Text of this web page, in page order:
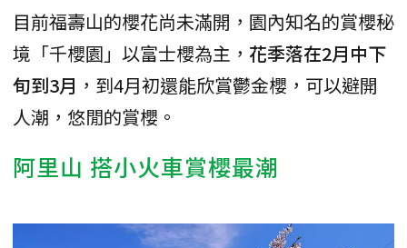
目前福壽山的櫻花尚未滿開，園內知名的賞櫻秘
境「千櫻園」以富士櫻為主， 花季落在2月中下
旬到3月 ，到4月初還能欣賞鬱金櫻，可以避開
人潮，悠閒的賞櫻。
阿里山 搭小火車賞櫻最潮